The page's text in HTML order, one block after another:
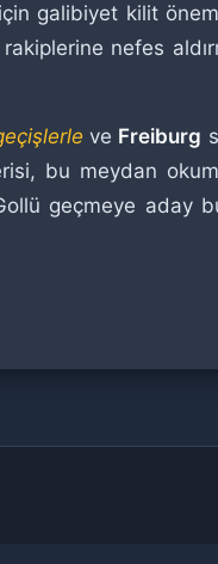
galibiyet kilit
rakiplerine nefes
ve Freiburg
bu meydan
geçmeye aday